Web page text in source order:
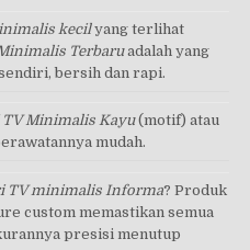
kecilyang terlihat
Terbaruadalah yang
bersih dan rapi.
Minimalis Kayu(motif) atau
mudah.
TV minimalis Informa? Produk
custom memastikan semua
presisi menutup